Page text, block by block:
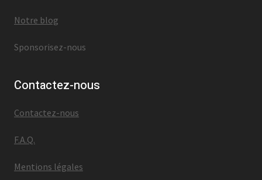
Notre blog
Sponsorisez-nous
Contactez-nous
Contactez-nous
F.A.Q.
Mentions légales